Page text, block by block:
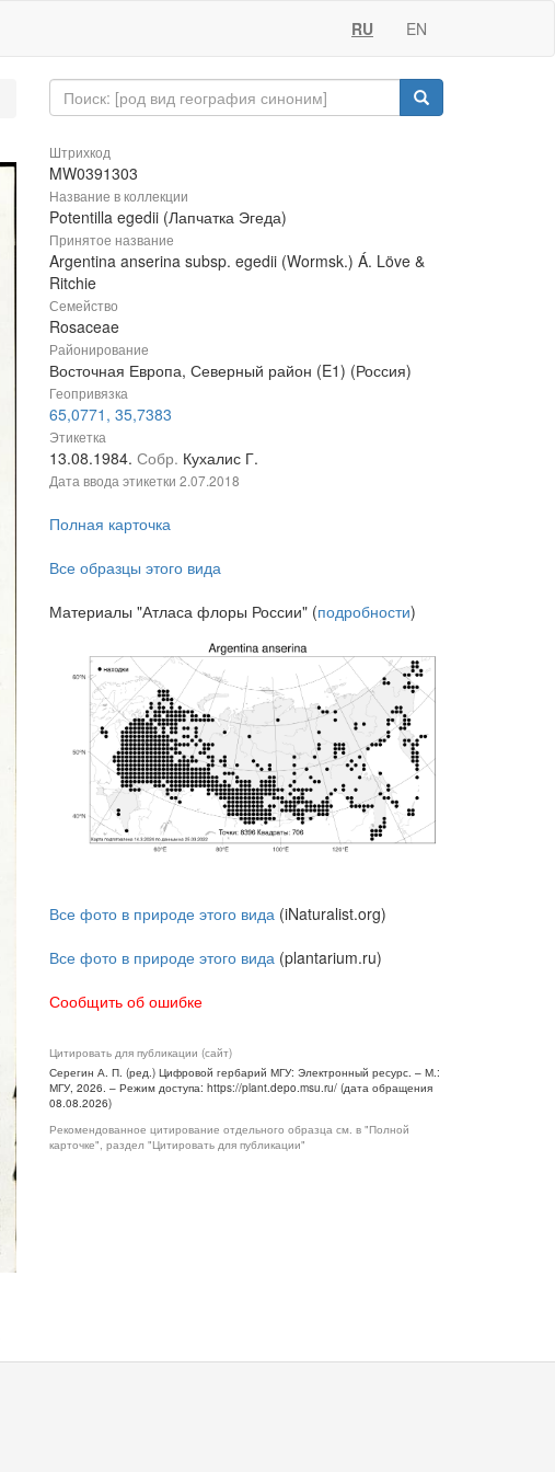
RU EN
Штрихкод
MW0391303
Название в коллекции
Potentilla egedii (Лапчатка Эгеда)
Принятое название
Argentina anserina subsp. egedii (Wormsk.) Á. Löve &
Ritchie
Семейство
Rosaceae
Районирование
Восточная Европа, Северный район (E1) (Россия)
Геопривязка
65,0771, 35,7383
Этикетка
13.08.1984. Собр. Кухалис Г.
Дата ввода этикетки 2.07.2018
Полная карточка
Все образцы этого вида
Материалы "Атласа флоры России" (подробности)
Все фото в природе этого вида (iNaturalist.org)
Все фото в природе этого вида (plantarium.ru)
Сообщить об ошибке
Цитировать для публикации (сайт)
Серегин А. П. (ред.) Цифровой гербарий МГУ: Электронный ресурс. – М.:
МГУ, 2026. – Режим доступа: https://plant.depo.msu.ru/ (дата обращения
08.08.2026)
Рекомендованное цитирование отдельного образца см. в "Полной
карточке", раздел "Цитировать для публикации"